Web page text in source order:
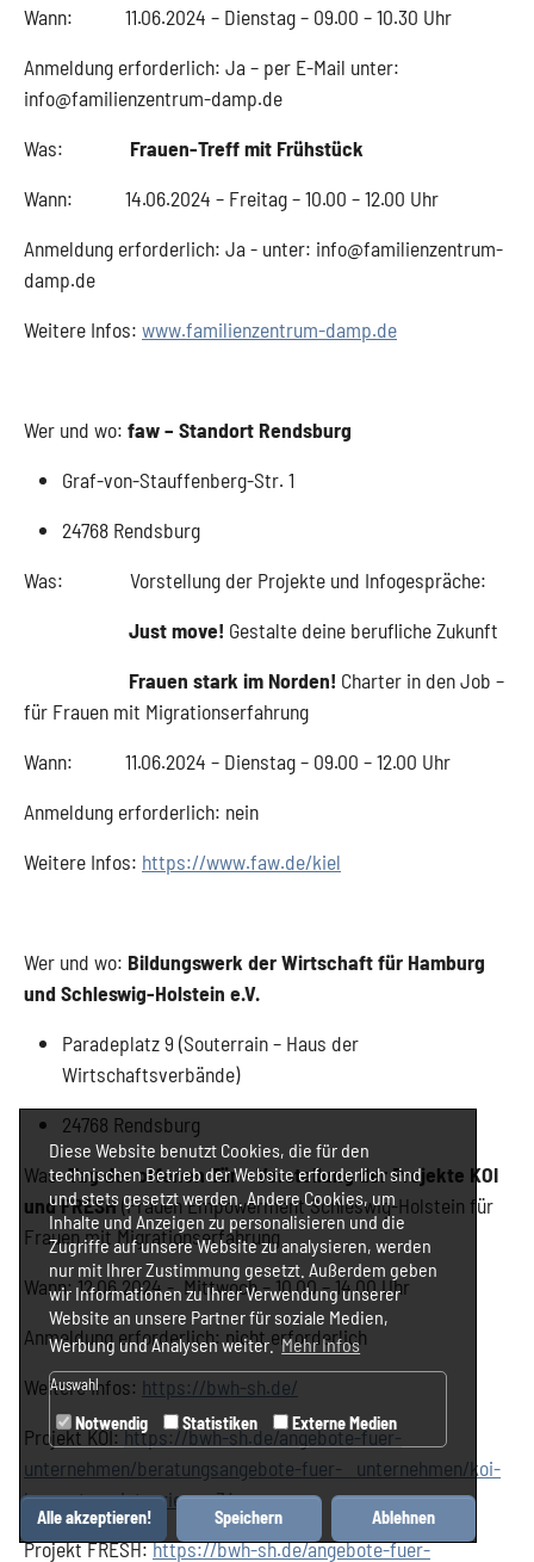
Wann: 11.06.2024 – Dienstag – 09.00 – 10.30 Uhr
Anmeldung erforderlich: Ja – per E-Mail unter:
info@familienzentrum-damp.de
Was: Frauen-Treff mit Frühstück
Wann: 14.06.2024 – Freitag – 10.00 – 12.00 Uhr
Anmeldung erforderlich: Ja - unter: info@familienzentrum-
damp.de
Weitere Infos: www.familienzentrum-damp.de
Wer und wo: faw – Standort Rendsburg
Graf-von-Stauffenberg-Str. 1
24768 Rendsburg
Was: Vorstellung der Projekte und Infogespräche:
Just move! Gestalte deine berufliche Zukunft
Frauen stark im Norden! Charter in den Job –
für Frauen mit Migrationserfahrung
Wann: 11.06.2024 – Dienstag – 09.00 – 12.00 Uhr
Anmeldung erforderlich: nein
Weitere Infos: https://www.faw.de/kiel
Wer und wo: Bildungswerk der Wirtschaft für Hamburg
und Schleswig-Holstein e.V.
Paradeplatz 9 (Souterrain – Haus der
Wirtschaftsverbände)
24768 Rendsburg
Was:Tag der offenen Tür – Vorstellung der Projekte KOI
und FRESH(Frauen Empowerment Schleswig-Holstein für
Frauen mit Migrationserfahrung
Wann: 12.06.2024 - Mittwoch – 10.00 – 14.00 Uhr
Anmeldung erforderlich: nicht erforderlich
Weitere Infos: https://bwh-sh.de/
Projekt KOI:https://bwh-sh.de/angebote-fuer-
unternehmen/beratungsangebote-fuer- unternehmen/koi-
kompetenz-integrieren-3/
Projekt FRESH:https://bwh-sh.de/angebote-fuer-
Diese Website benutzt Cookies, die für den
technischen Betrieb der Website erforderlich sind
und stets gesetzt werden. Andere Cookies, um
Inhalte und Anzeigen zu personalisieren und die
Zugriffe auf unsere Website zu analysieren, werden
nur mit Ihrer Zustimmung gesetzt. Außerdem geben
wir Informationen zu Ihrer Verwendung unserer
Website an unsere Partner für soziale Medien,
Werbung und Analysen weiter.Mehr Infos
Auswahl
Notwendig Statistiken Externe Medien
Alle akzeptieren! Speichern Ablehnen